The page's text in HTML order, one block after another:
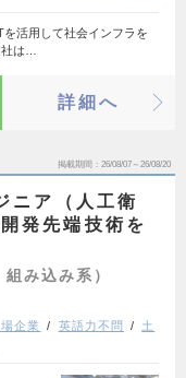
用して社会インフラを
は…
詳細へ
掲載期間 26/08/07～26/08/20
ニア（人工衛
発先端技術を
み込み系）
場企業 英語力不問
土